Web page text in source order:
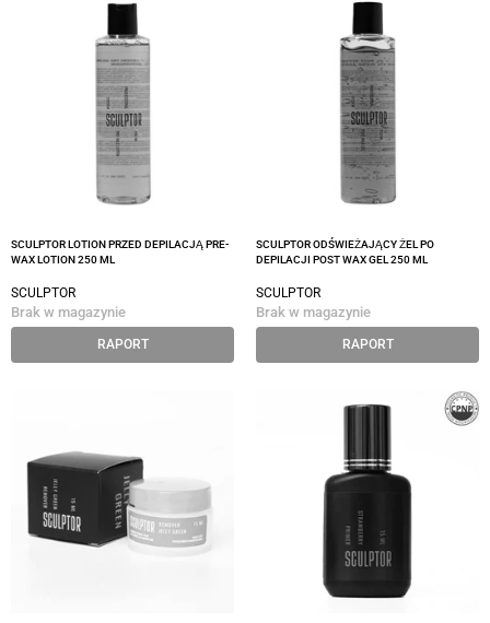
SCULPTOR LOTION PRZED DEPILACJĄ PRE-
WAX LOTION 250 ML
SCULPTOR
Brak w magazynie
RAPORT
SCULPTOR ODŚWIEŻAJĄCY ŻEL PO
DEPILACJI POST WAX GEL 250 ML
SCULPTOR
Brak w magazynie
RAPORT